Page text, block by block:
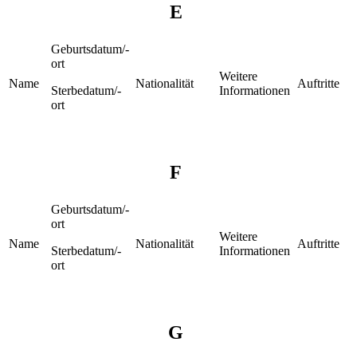
E
Name
Geburtsdatum/-
ort
Sterbedatum/-
ort
Nationalität
Weitere
Informationen
Auftritte
F
Name
Geburtsdatum/-
ort
Sterbedatum/-
ort
Nationalität
Weitere
Informationen
Auftritte
G